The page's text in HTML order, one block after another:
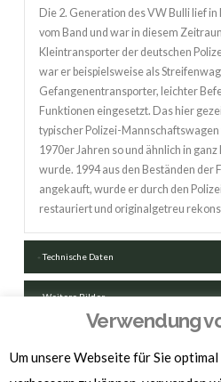
Die 2. Generation des VW Bulli lief
vom Band und war in diesem
Kleintransporter der deutschen
war er beispielsweise als
Gefangenentransporter, leichter
Funktionen eingesetzt. Das hier
typischer Polizei-Mannschaftswagen
1970er Jahren so und ähnlich in
wurde. 1994 aus den Beständen der
angekauft, wurde er durch den
restauriert und originalgetreu
Technische Daten
Weitere Bilder
Verwendung
Um unsere Webseite für Sie